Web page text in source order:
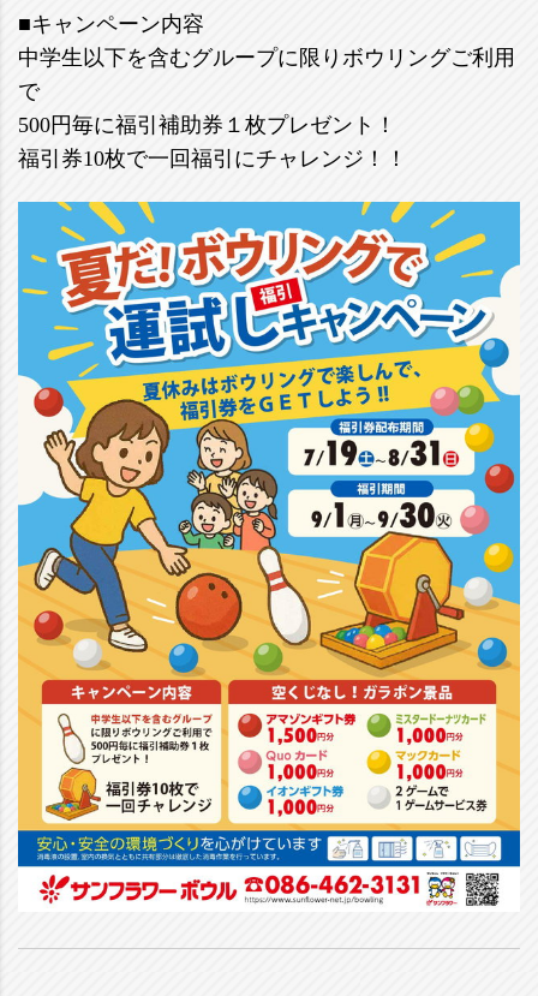
■キャンペーン内容
中学生以下を含むグループに限りボウリングご利用
で
500円毎に福引補助券１枚プレゼント！
福引券10枚で一回福引にチャレンジ！！